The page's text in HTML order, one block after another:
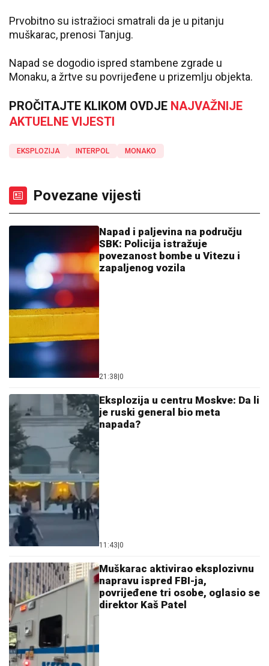
Prvobitno su istražioci smatrali da je u pitanju
muškarac, prenosi Tanjug.
Napad se dogodio ispred stambene zgrade u
Monaku, a žrtve su povrijeđene u prizemlju objekta.
PROČITAJTE KLIKOM OVDJE NAJVAŽNIJE
AKTUELNE VIJESTI
EKSPLOZIJA INTERPOL MONAKO
Povezane vijesti
Napad i paljevina na području
SBK: Policija istražuje
povezanost bombe u Vitezu i
zapaljenog vozila
21:38 0
Eksplozija u centru Moskve: Da li
je ruski general bio meta
napada?
11:43 0
Muškarac aktivirao eksplozivnu
napravu ispred FBI-ja,
povrijeđene tri osobe, oglasio se
direktor Kaš Patel